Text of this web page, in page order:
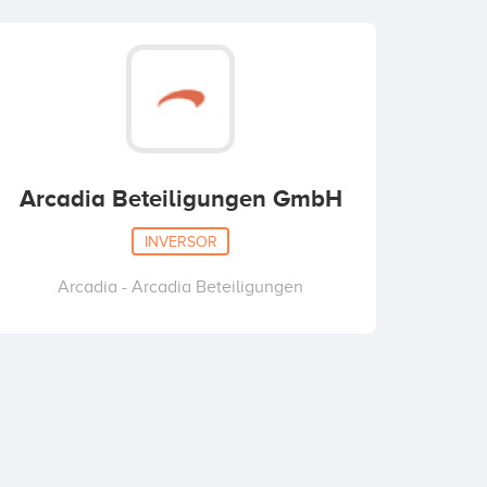
Arcadia Beteiligungen GmbH
INVERSOR
Arcadia - Arcadia Beteiligungen